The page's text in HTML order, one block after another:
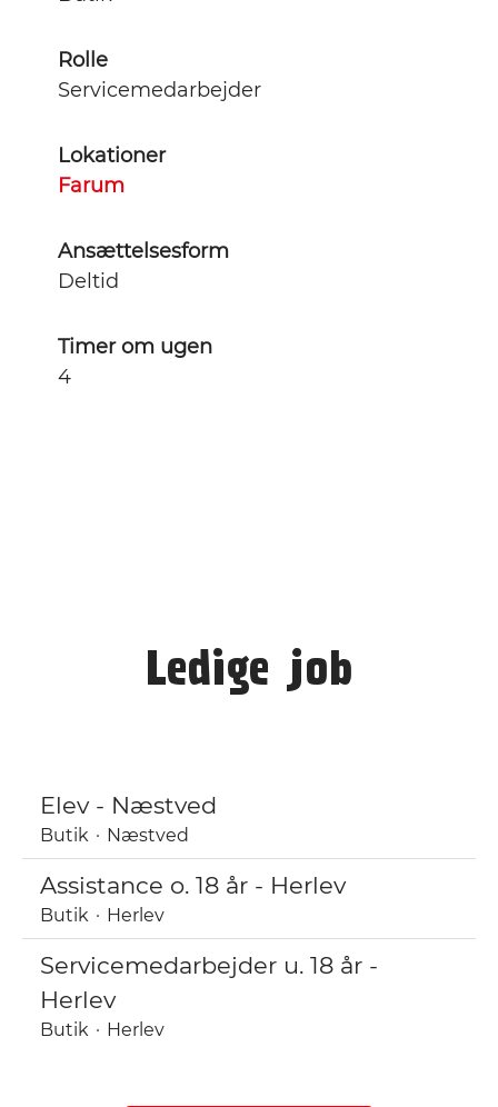
Rolle
Servicemedarbejder
Lokationer
Farum
Ansættelsesform
Deltid
Timer om ugen
4
Ledige job
Elev - Næstved
Butik · Næstved
Assistance o. 18 år - Herlev
Butik · Herlev
Servicemedarbejder u. 18 år -
Herlev
Butik · Herlev